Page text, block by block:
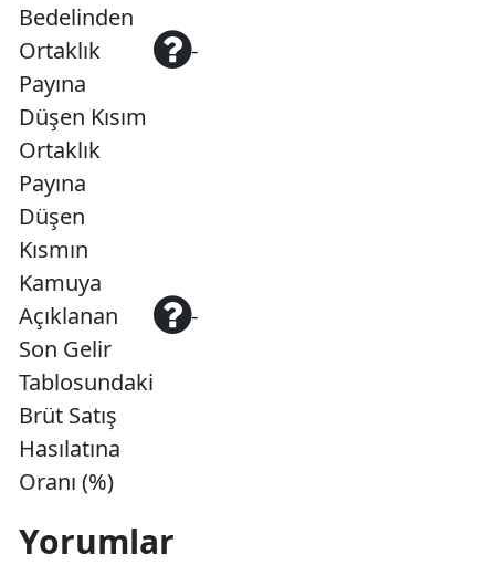
Bedelinden
Ortaklık
Payına
Düşen Kısım
-
Ortaklık
Payına
Düşen
Kısmın
Kamuya
Açıklanan
Son Gelir
Tablosundaki
Brüt Satış
Hasılatına
Oranı (%)
-
Yorumlar